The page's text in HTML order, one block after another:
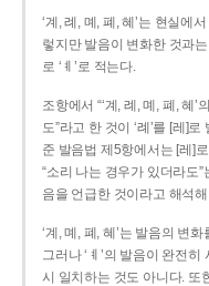
‘계, 례, 몌, 폐, 혜’는 현실에
렇지만 발음이 변화한 것과
로 ‘ㅖ’로 적는다.
조항에서 “‘계, 례, 몌, 폐, 혜’
도”라고 한 것이 ‘례’를 [레]
준 발음법 제5항에서는 [레]
“소리 나는 경우가 있더라도
음을 언급한 것이라고 해석
‘계, 몌, 폐, 혜’는 발음의 변
그러나 ‘ㅖ’의 발음이 완전
시 일치하는 것도 아니다. 또